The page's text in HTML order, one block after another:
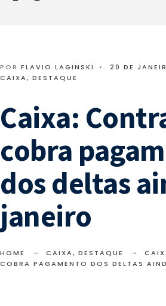
POR FLAVIO LAGINSKI • 20 DE
CAIXA, DESTAQUE
Caixa:
cobra
dos deltas
janeiro
HOME CAIXA, DESTAQUE
COBRA PAGAMENTO DOS DELTAS